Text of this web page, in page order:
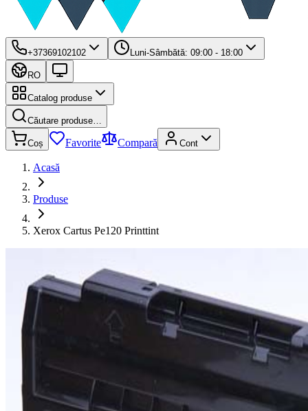
+37369102102 Luni-Sâmbătă: 09:00 - 18:00
RO
Catalog produse
Căutare produse…
Coș Favorite Compară Cont
Acasă
Produse
Xerox Cartus Pe120 Printtint